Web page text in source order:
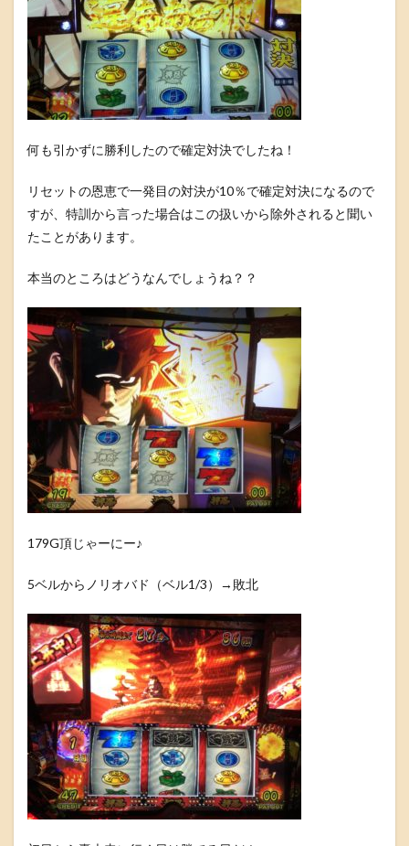
何も引かずに勝利したので確定対決でしたね！
リセットの恩恵で一発目の対決が10％で確定対決になるので
すが、特訓から言った場合はこの扱いから除外されると聞い
たことがあります。
本当のところはどうなんでしょうね？？
179G頂じゃーにー♪
5ベルからノリオバド（ベル1/3）→敗北